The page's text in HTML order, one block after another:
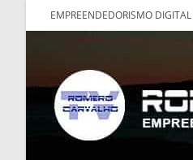
EMPREENDEDORISMO